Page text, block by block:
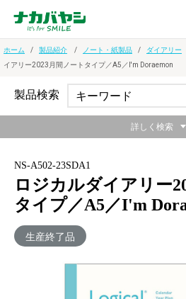
ホーム 製品紹介 ノート・紙製品 ダイアリー
イアリー2023月間ノートタイプ／A5／I'm Doraemon
NS-A502-23SDA1
ロジカルダイアリー
タイプ／A5／I'm
生産終了品
製品検索
詳しく検索